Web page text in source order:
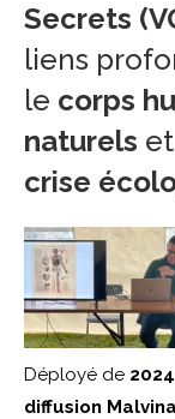
Secrets
liens
le corps
naturels
crise
Déployé de
diffusion Malvina